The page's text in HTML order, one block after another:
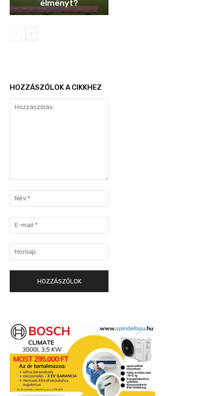
élményt?
HOZZÁSZÓLOK A CIKKHEZ
mail:*